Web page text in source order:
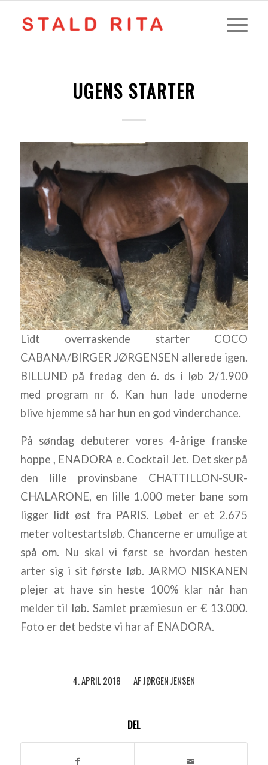
UGENS STARTER
Lidt overraskende starter COCO
CABANA/BIRGER JØRGENSEN allerede igen.
BILLUND på fredag den 6. ds i løb 2/1.900
med program nr 6. Kan hun lade unoderne
blive hjemme så har hun en god vinderchance.
På søndag debuterer vores 4-årige franske
hoppe , ENADORA e. Cocktail Jet. Det sker på
den lille provinsbane CHATTILLON-SUR-
CHALARONE, en lille 1.000 meter bane som
ligger lidt øst fra PARIS. Løbet er et 2.675
meter voltestartsløb. Chancerne er umulige at
spå om. Nu skal vi først se hvordan hesten
arter sig i sit første løb. JARMO NISKANEN
plejer at have sin heste 100% klar når han
melder til løb. Samlet præmiesun er € 13.000.
Foto er det bedste vi har af ENADORA.
4. APRIL 2018
/ AFJØRGEN JENSEN
DEL